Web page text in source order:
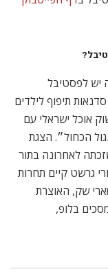
יש לפסטיבל
תיפוף לילדים
אוכל ישראלי עם
הכחול״. הצגת
לאחרונה בתור
גרשט קיים תחרות
עם מארי שק, האוצרת
בלופ,